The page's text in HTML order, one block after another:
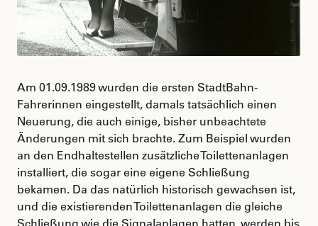
Am 01.09.1989 wurden die ersten StadtBahn-
Fahrerinnen eingestellt, damals tatsächlich einen
Neuerung, die auch einige, bisher unbeachtete
Änderungen mit sich brachte. Zum Beispiel wurden
an den Endhaltestellen zusätzliche Toilettenanlagen
installiert, die sogar eine eigene Schließung
bekamen. Da das natürlich historisch gewachsen ist,
und die existierenden Toilettenanlagen die gleiche